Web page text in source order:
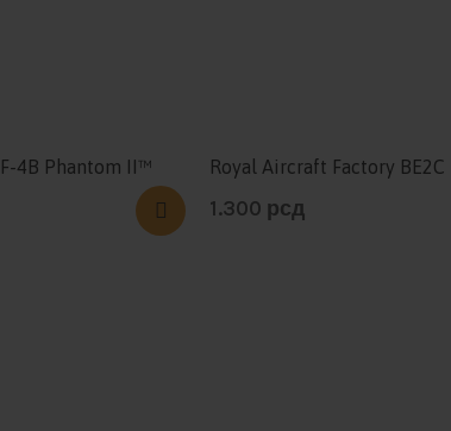
4B Phantom II™ Royal Aircraft Factory BE2C
1.300 рсд